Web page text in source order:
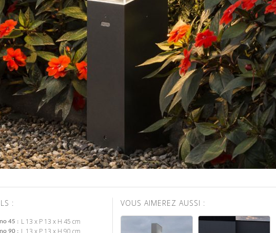
:
45 L 13 x P 13 x H 45 cm
90
VOUS AIMEREZ AUSSI :